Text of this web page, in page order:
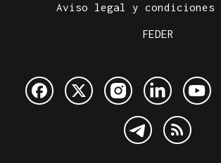
Aviso legal y condiciones
FEDER